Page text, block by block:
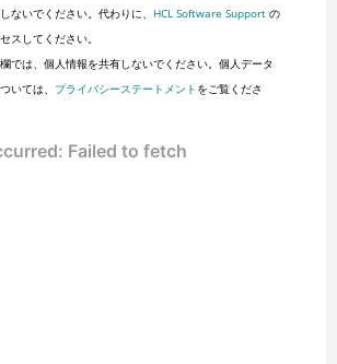
ないでください。代わりに、
HCL Software Supportの
スしてください。
では、個人情報を共有しないでください。個人データ
いては、
プライバシーステートメント をご覧くださ